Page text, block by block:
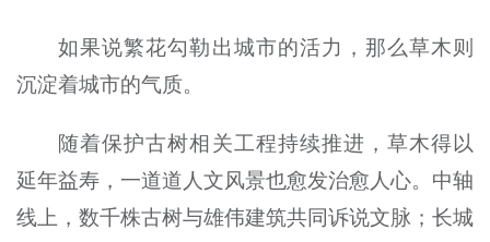
如果说繁花勾勒出城市的活力，那么草木则
沉淀着城市的气质。
随着保护古树相关工程持续推进，草木得以
延年益寿，一道道人文风景也愈发治愈人心。中轴
线上，数千株古树与雄伟建筑共同诉说文脉；长城